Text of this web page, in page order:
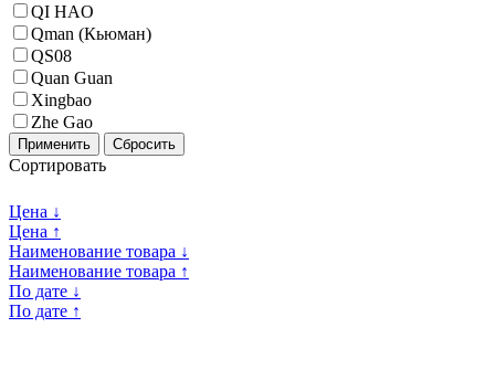
QI HAO
Qman (Кьюман)
QS08
Quan Guan
Xingbao
Zhe Gao
Применить Сбросить
Сортировать
Цена ↓
Цена ↑
Наименование товара ↓
Наименование товара ↑
По дате ↓
По дате ↑